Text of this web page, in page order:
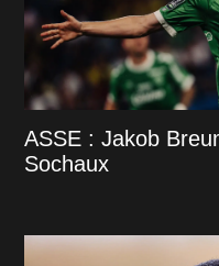
ASSE : Jakob
Sochaux